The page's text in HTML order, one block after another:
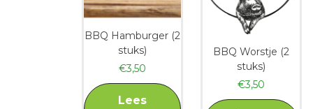
BBQ Hamburger (2
stuks)
€3,50
Lees
BBQ Worstje (2
stuks)
€3,50